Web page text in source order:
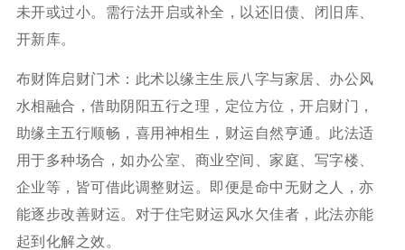
未开或过小。需行法开启或补全，以还旧债、闭旧库、
开新库。
布财阵启财门术：此术以缘主生辰八字与家居、办公风
水相融合，借助阴阳五行之理，定位方位，开启财门，
助缘主五行顺畅，喜用神相生，财运自然亨通。此法适
用于多种场合，如办公室、商业空间、家庭、写字楼、
企业等，皆可借此调整财运。即便是命中无财之人，亦
能逐步改善财运。对于住宅财运风水欠佳者，此法亦能
起到化解之效。